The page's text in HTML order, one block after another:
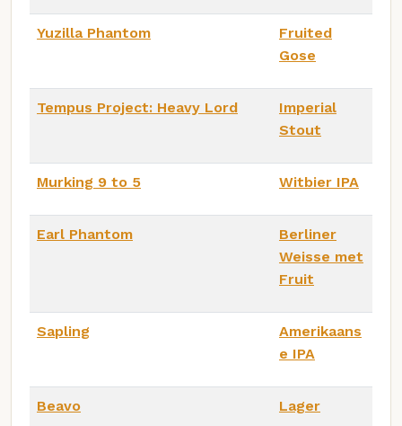
Yuzilla Phantom
Fruited
Gose
Tempus Project: Heavy Lord
Imperial
Stout
Murking 9 to 5 Witbier IPA
Earl Phantom
Berliner
Weisse met
Fruit
Sapling
Amerikaans
e IPA
Beavo Lager